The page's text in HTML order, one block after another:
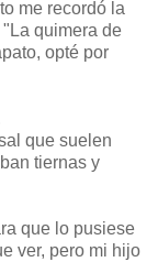
me recordó la
quimera de
opté por
que suelen
tiernas y
que lo pusiese
ver, pero mi hijo